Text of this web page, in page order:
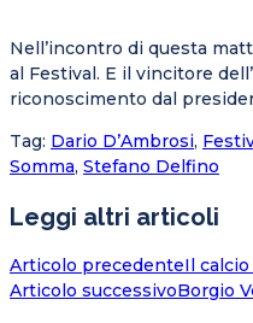
Nell’incontro di questa
al Festival. E il vincitore
riconoscimento dal
Tag: Dario D’Ambrosi,
Somma, Stefano Delfino
Leggi altri articoli
Articolo precedenteIl
Articolo successivoBorgio